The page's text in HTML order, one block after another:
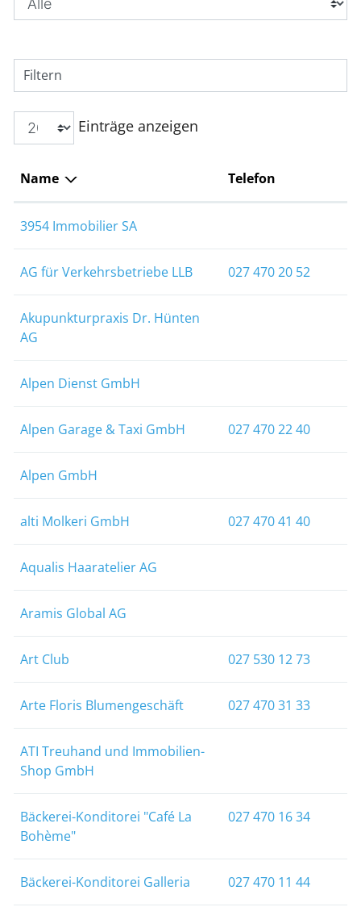
Filtern
Einträge anzeigen
Name Telefon
3954 Immobilier SA
AG für Verkehrsbetriebe LLB 027 470 20 52
Akupunkturpraxis Dr. Hünten
AG
Alpen Dienst GmbH
Alpen Garage & Taxi GmbH 027 470 22 40
Alpen GmbH
alti Molkeri GmbH 027 470 41 40
Aqualis Haaratelier AG
Aramis Global AG
Art Club 027 530 12 73
Arte Floris Blumengeschäft 027 470 31 33
ATI Treuhand und Immobilien-
Shop GmbH
Bäckerei-Konditorei "Café La
Bohème"
027 470 16 34
Bäckerei-Konditorei Galleria 027 470 11 44